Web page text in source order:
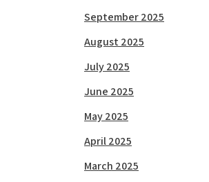
September 2025
August 2025
July 2025
June 2025
May 2025
April 2025
March 2025